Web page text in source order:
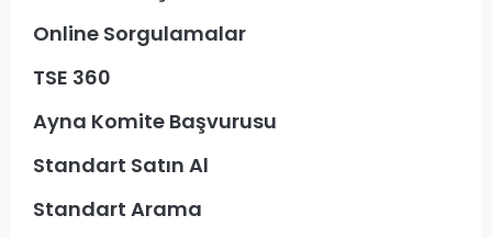
Online Sorgulamalar
TSE 360
Ayna Komite Başvurusu
Standart Satın Al
Standart Arama